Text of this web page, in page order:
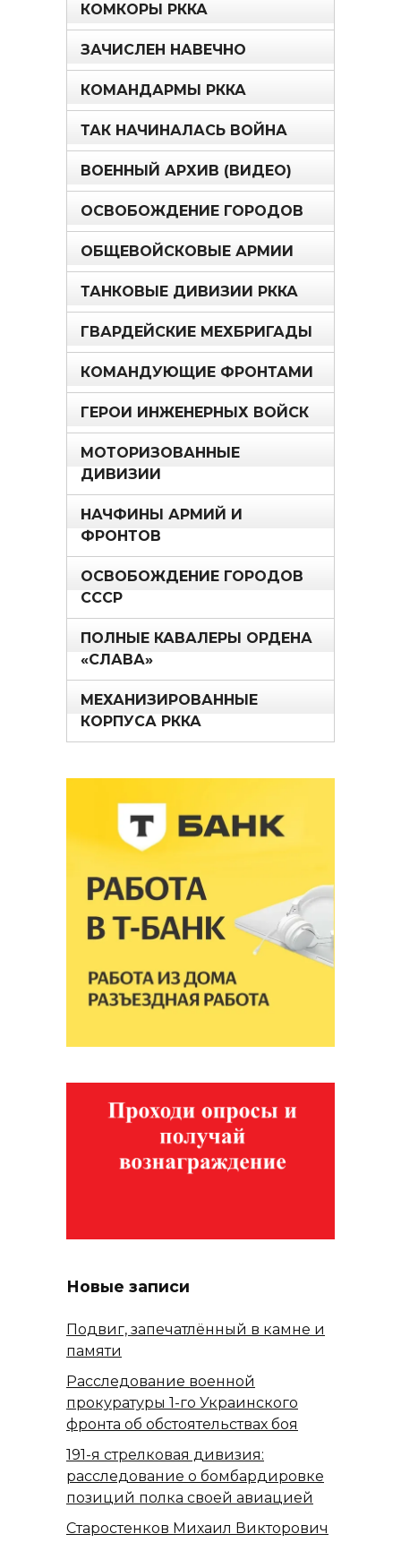
КОМКОРЫ РККА
ЗАЧИСЛЕН НАВЕЧНО
КОМАНДАРМЫ РККА
ТАК НАЧИНАЛАСЬ ВОЙНА
ВОЕННЫЙ АРХИВ (ВИДЕО)
ОСВОБОЖДЕНИЕ ГОРОДОВ
ОБЩЕВОЙСКОВЫЕ АРМИИ
ТАНКОВЫЕ ДИВИЗИИ РККА
ГВАРДЕЙСКИЕ МЕХБРИГАДЫ
КОМАНДУЮЩИЕ ФРОНТАМИ
ГЕРОИ ИНЖЕНЕРНЫХ ВОЙСК
МОТОРИЗОВАННЫЕ
ДИВИЗИИ
НАЧФИНЫ АРМИЙ И
ФРОНТОВ
ОСВОБОЖДЕНИЕ ГОРОДОВ
СССР
ПОЛНЫЕ КАВАЛЕРЫ ОРДЕНА
«СЛАВА»
МЕХАНИЗИРОВАННЫЕ
КОРПУСА РККА
Новые записи
Подвиг, запечатлённый в камне и
памяти
Расследование военной
прокуратуры 1-го Украинского
фронта об обстоятельствах боя
191-я стрелковая дивизия:
расследование о бомбардировке
позиций полка своей авиацией
Старостенков Михаил Викторович